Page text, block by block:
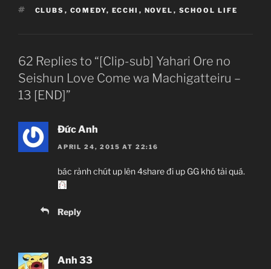
TAGS
CLUBS , COMEDY, ECCHI , NOVEL , SCHOOL LIFE
62 Replies to “[Clip-sub] Yahari Ore no
Seishun Love Come wa Machigatteiru –
13 [END]”
Đức Anh
APRIL 24, 2015 AT 22:16
bác rảnh chút up lên 4share đi up GG khó tải quá.
Reply
Anh 33